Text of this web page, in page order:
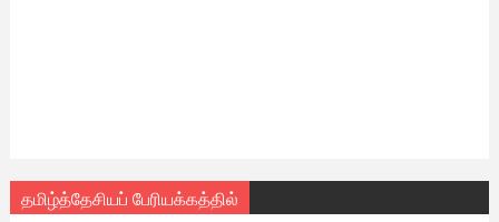
தமிழ்த்தேசியப் பேரியக்கத்தில்